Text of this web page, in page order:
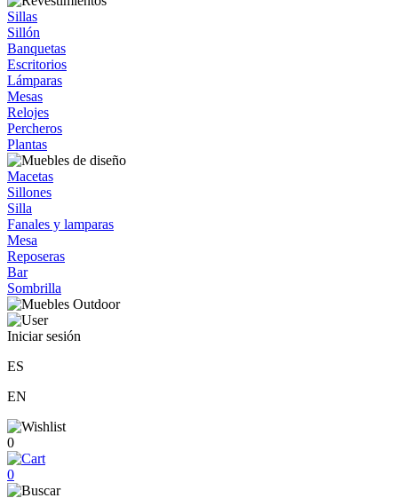
Sillas
Sillón
Banquetas
Escritorios
Lámparas
Mesas
Relojes
Percheros
Plantas
Macetas
Sillones
Silla
Fanales y lamparas
Mesa
Reposeras
Bar
Sombrilla
Iniciar sesión
ES
EN
0
0